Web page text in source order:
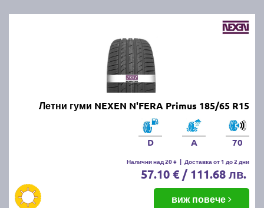
Летни гуми NEXEN N'FERA Primus 185/65 R15
D A 70
Налични над 20 + | Доставка от 1 до 2 дни
57.10 € / 111.68 лв.
виж повече